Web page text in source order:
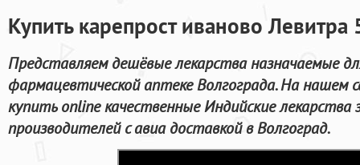
Купить карепрост иваново Левитра
Представляем дешёвые лекарства назначаемые
фармацевтической аптеке Волгограда. На
купить online качественные Индийские
производителей с авиа доставкой в Волгоград.